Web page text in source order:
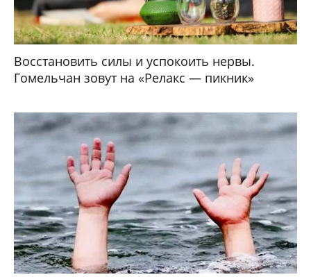
Восстановить силы и успокоить нервы.
Гомельчан зовут на «Релакс — пикник»